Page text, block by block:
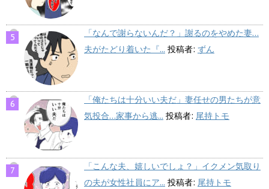
「なんで謝らないんだ？」謝るのをやめた妻…
夫がたどり着いた『... 投稿者: ずん
「俺たちは十分いい夫だ」妻任せの男たちが意
気投合…家事から逃... 投稿者: 尾持トモ
「こんな夫、嬉しいでしょ？」イクメン気取り
の夫が女性社員にア... 投稿者: 尾持トモ